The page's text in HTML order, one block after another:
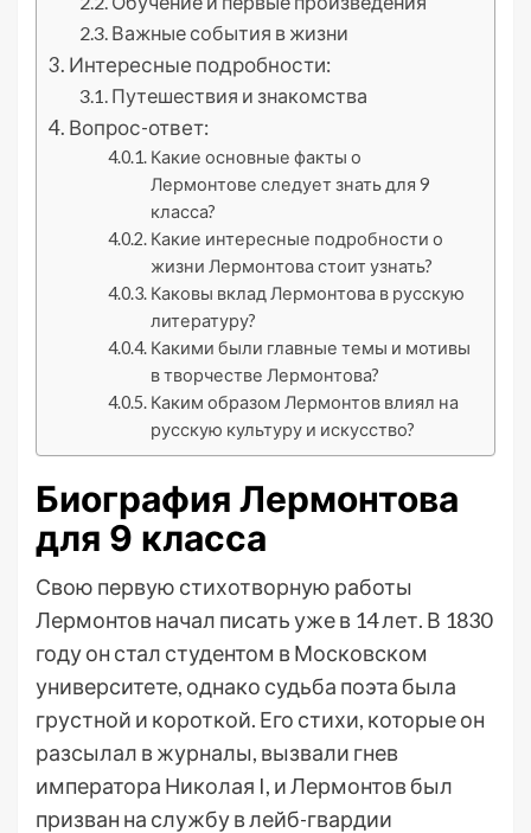
Важные события в жизни
Интересные подробности:
Путешествия и знакомства
Вопрос-ответ:
Какие основные факты о
Лермонтове следует знать для 9
класса?
Какие интересные подробности о
жизни Лермонтова стоит узнать?
Каковы вклад Лермонтова в русскую
литературу?
Какими были главные темы и мотивы
в творчестве Лермонтова?
Каким образом Лермонтов влиял на
русскую культуру и искусство?
Биография Лермонтова
для 9 класса
Свою первую стихотворную работы
Лермонтов начал писать уже в 14 лет. В 1830
году он стал студентом в Московском
университете, однако судьба поэта была
грустной и короткой. Его стихи, которые он
разсылал в журналы, вызвали гнев
императора Николая I, и Лермонтов был
призван на службу в лейб-гвардии